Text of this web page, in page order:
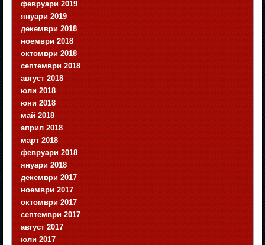
февруари 2019
януари 2019
декември 2018
ноември 2018
октомври 2018
септември 2018
август 2018
юли 2018
юни 2018
май 2018
април 2018
март 2018
февруари 2018
януари 2018
декември 2017
ноември 2017
октомври 2017
септември 2017
август 2017
юли 2017